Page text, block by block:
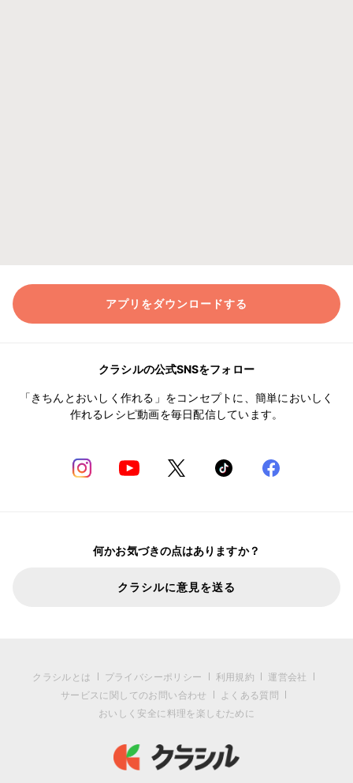
アプリをダウンロードする
クラシルの公式SNSをフォロー
「きちんとおいしく作れる」をコンセプトに、簡単においしく
作れるレシピ動画を毎日配信しています。
何かお気づきの点はありますか？
クラシルに意見を送る
クラシルとは プライバシーポリシー 利用規約
運営会社
サービスに関してのお問い合わせ
よくある質問
おいしく安全に料理を楽しむために